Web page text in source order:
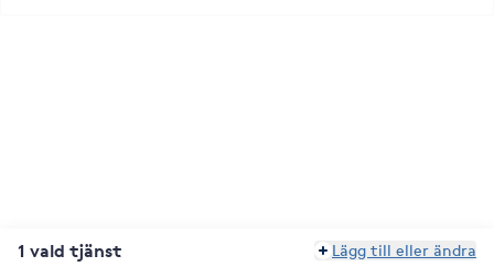
1 vald tjänst Lägg till eller ändra